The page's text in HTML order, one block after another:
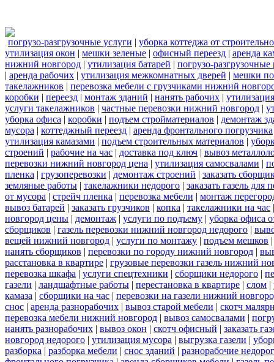
погрузо-разгрузочные услуги | уборка коттеджа от
утилизация окон | мешки зеленые | офисный переезд | аренда
нижний новгород | утилизация батарей | погрузо-разгрузочные
| аренда рабочих | утилизация межкомнатных дверей | мешки
такелажников | перевозка мебели с грузчиками нижний
коробки | переезд | монтаж зданий | нанять рабочих |
услуги такелажников | частные перевозки нижний новгород |
уборка офиса | коробки | подъем стройматериалов | демонтаж
мусора | коттеджный переезд | аренда фронтального погрузчика
утилизация камазами | подъем строительных материалов |
строений | рабочие на час | доставка под ключ | вывоз
перевозки нижний новгород цена | утилизация самосвалами |
пленка | грузоперевозки | демонтаж строений | заказать
земляные работы | такелажники недорого | заказать газель
от мусора | стрейч пленка | перевозка мебели | монтаж
вывоз батарей | заказать грузчиков | копка | такелажники на час
новгород цены | демонтаж | услуги по подъему | уборка офиса
сборщиков | газель перевозки нижний новгород недорого |
вещей нижний новгород | услуги по монтажу | подъем мешков
нанять сборщиков | перевозки по городу нижний новгород |
расстановка в квартире | грузовые перевозки газель нижний
перевозка шкафа | услуги спецтехники | сборщики недорого |
газели | ландшафтные работы | перестановка в квартире | слом |
камаза | сборщики на час | перевозки на газели нижний
снос | аренда разнорабочих | вывоз старой мебели | скотч
перевозка мебели нижний новгород | вывоз самосвалами |
нанять разнорабочих | вывоз окон | скотч офисный | заказать
новгород недорого | утилизация мусора | выгрузка газели |
разборка | разборка мебели | снос зданий | разнорабочие